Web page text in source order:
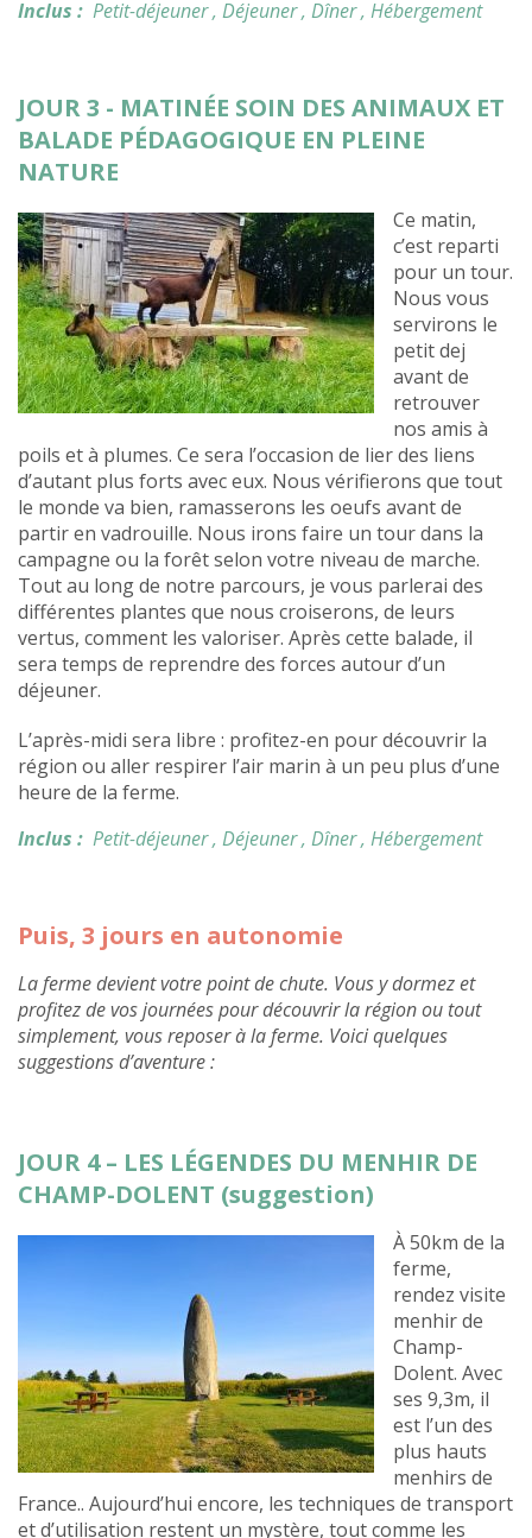
Inclus : Petit-déjeuner, Déjeuner, Dîner, Hébergement
JOUR 3 - MATINÉE SOIN DES ANIMAUX ET
BALADE PÉDAGOGIQUE EN PLEINE
NATURE
Ce matin,
c’est reparti
pour un tour.
Nous vous
servirons le
petit dej
avant de
retrouver
nos amis à
poils et à plumes. Ce sera l’occasion de lier des liens
d’autant plus forts avec eux. Nous vérifierons que tout
le monde va bien, ramasserons les oeufs avant de
partir en vadrouille. Nous irons faire un tour dans la
campagne ou la forêt selon votre niveau de marche.
Tout au long de notre parcours, je vous parlerai des
différentes plantes que nous croiserons, de leurs
vertus, comment les valoriser. Après cette balade, il
sera temps de reprendre des forces autour d’un
déjeuner.
L’après-midi sera libre : profitez-en pour découvrir la
région ou aller respirer l’air marin à un peu plus d’une
heure de la ferme.
Inclus : Petit-déjeuner, Déjeuner, Dîner, Hébergement
Puis, 3 jours en autonomie
La ferme devient votre point de chute. Vous y dormez et
profitez de vos journées pour découvrir la région ou tout
simplement, vous reposer à la ferme. Voici quelques
suggestions d’aventure :
JOUR 4 – LES LÉGENDES DU MENHIR DE
CHAMP-DOLENT (suggestion)
À 50km de la
ferme,
rendez visite
menhir de
Champ-
Dolent. Avec
ses 9,3m, il
est l’un des
plus hauts
menhirs de
France.. Aujourd’hui encore, les techniques de transport
et d’utilisation restent un mystère, tout comme les